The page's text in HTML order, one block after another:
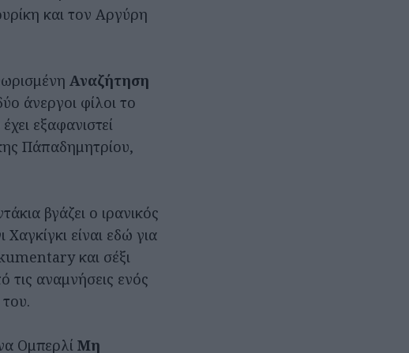
και τον Αργύρη
Αναζήτηση
άνεργοι φίλοι το
εξαφανιστεί
Πάπαδημητρίου,
βγάζει ο ιρανικός
είναι εδώ για
και σέξι
τις αναμνήσεις ενός
Ομπερλί Μη